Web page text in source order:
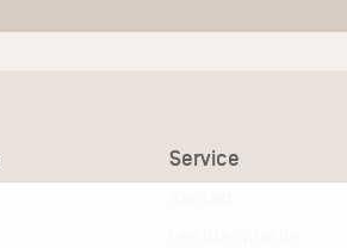
Service